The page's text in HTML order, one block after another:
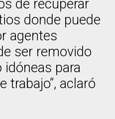
de recuperar
donde puede
agentes
ser removido
idóneas para
trabajo”, aclaró